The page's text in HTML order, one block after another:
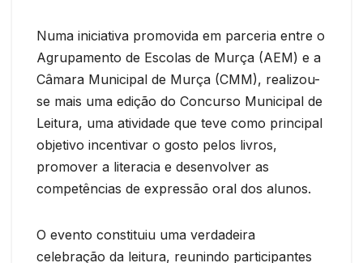
Numa iniciativa promovida em parceria entre o
Agrupamento de Escolas de Murça (AEM) e a
Câmara Municipal de Murça (CMM), realizou-
se mais uma edição do Concurso Municipal de
Leitura, uma atividade que teve como principal
objetivo incentivar o gosto pelos livros,
promover a literacia e desenvolver as
competências de expressão oral dos alunos.
O evento constituiu uma verdadeira
celebração da leitura, reunindo participantes